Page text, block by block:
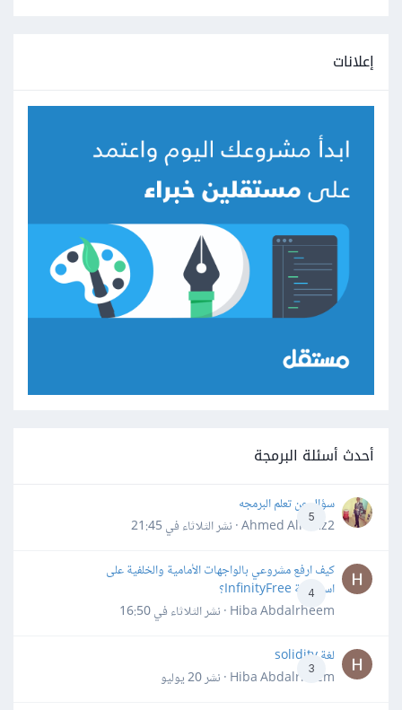
إعلانات
أحدث أسئلة البرمجة
5
سؤال عن تعلم البرمجه
Ahmed Alhafiz2 · نشر
الثلاثاء في 21:45
4
كيف ارفع مشروعي بالواجهات الأمامية والخلفية على
استضافة InfinityFree؟
Hiba Abdalrheem · نشر
الثلاثاء في 16:50
3
لغة solidity
Hiba Abdalrheem · نشر
20 يوليو